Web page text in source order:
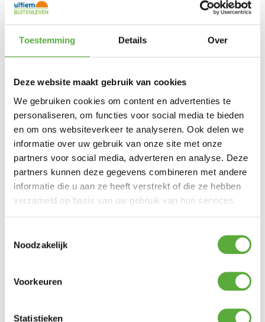
Toestemming Details Over
Deze website maakt gebruik van cookies
We gebruiken cookies om content en advertenties te
personaliseren, om functies voor social media te bieden
en om ons websiteverkeer te analyseren. Ook delen we
informatie over uw gebruik van onze site met onze
partners voor social media, adverteren en analyse. Deze
partners kunnen deze gegevens combineren met andere
informatie die u aan ze heeft verstrekt of die ze hebben
verzameld op basis van uw gebruik van hun services.
Noodzakelijk
Voorkeuren
Statistieken
Elektrische barbecue
wie in een appartement woont of weinig ruimte heeft.
Geen rook, geen kolen, enkel een stopcontact en je kunt
direct aan de slag.
Onze elektrische barbecues van
Weber
verrassend veel grillkracht en zijn ideaal voor gebruik op
balkon of dakterras. Dankzij het compacte formaat berg je
ze bovendien gemakkelijk op.
Je bestelt ze eenvoudig online bij Ultiem Buitenleven,
Zo haal je snel en zonder zorgen jouw ideale balkon-